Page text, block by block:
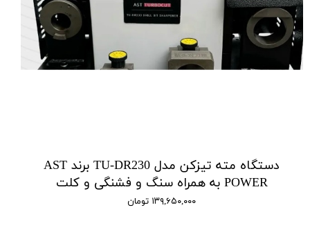
دستگاه مته تیزکن مدل TU-DR230 برند AST
POWER به همراه سنگ و فشنگی و کلت
۱۳۹,۶۵۰,۰۰۰ تومان